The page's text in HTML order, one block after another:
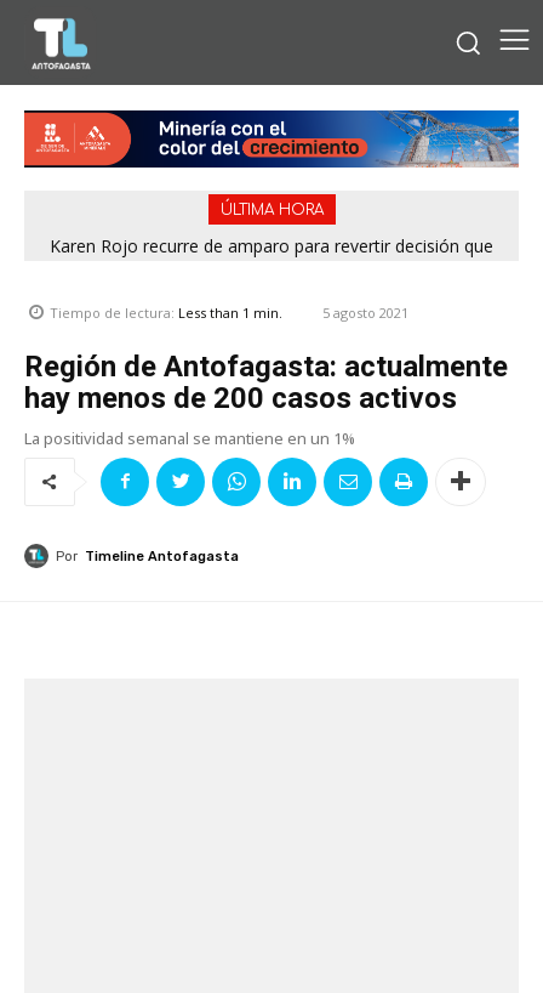
ÚLTIMA HORA
Karen Rojo recurre de amparo para revertir decisión que
Tiempo de lectura: Less than 1 min. 5 agosto 2021
Región de Antofagasta: actualmente
hay menos de 200 casos activos
La positividad semanal se mantiene en un 1%
Por Timeline Antofagasta